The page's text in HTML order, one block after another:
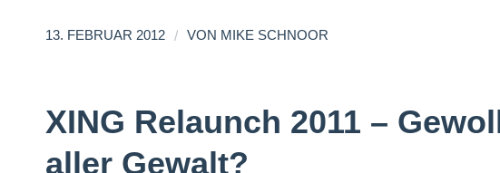
13. FEBRUAR 2012 / VON MIKE SCHNOOR
XING Relaunch 2011 –
aller Gewalt?